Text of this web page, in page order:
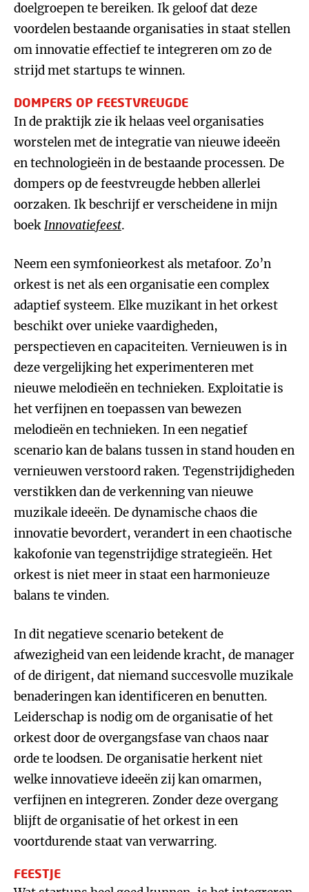
doelgroepen te bereiken. Ik geloof dat deze
voordelen bestaande organisaties in staat stellen
om innovatie effectief te integreren om zo de
strijd met startups te winnen.
DOMPERS OP FEESTVREUGDE
In de praktijk zie ik helaas veel organisaties
worstelen met de integratie van nieuwe ideeën
en technologieën in de bestaande processen. De
dompers op de feestvreugde hebben allerlei
oorzaken. Ik beschrijf er verscheidene in mijn
boekInnovatiefeest.
Neem een symfonieorkest als metafoor. Zo’n
orkest is net als een organisatie een complex
adaptief systeem. Elke muzikant in het orkest
beschikt over unieke vaardigheden,
perspectieven en capaciteiten. Vernieuwen is in
deze vergelijking het experimenteren met
nieuwe melodieën en technieken. Exploitatie is
het verfijnen en toepassen van bewezen
melodieën en technieken. In een negatief
scenario kan de balans tussen in stand houden en
vernieuwen verstoord raken. Tegenstrijdigheden
verstikken dan de verkenning van nieuwe
muzikale ideeën. De dynamische chaos die
innovatie bevordert, verandert in een chaotische
kakofonie van tegenstrijdige strategieën. Het
orkest is niet meer in staat een harmonieuze
balans te vinden.
In dit negatieve scenario betekent de
afwezigheid van een leidende kracht, de manager
of de dirigent, dat niemand succesvolle muzikale
benaderingen kan identificeren en benutten.
Leiderschap is nodig om de organisatie of het
orkest door de overgangsfase van chaos naar
orde te loodsen. De organisatie herkent niet
welke innovatieve ideeën zij kan omarmen,
verfijnen en integreren. Zonder deze overgang
blijft de organisatie of het orkest in een
voortdurende staat van verwarring.
FEESTJE